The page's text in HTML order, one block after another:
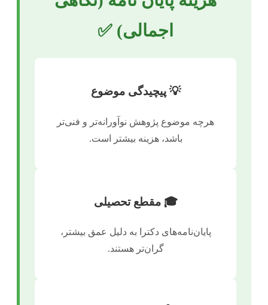
اجمالی) ✅
💡 پیچیدگی موضوع
هرچه موضوع پژوهش نوآورانه‌تر و فنی‌تر
باشد، هزینه بیشتر است.
🎓 مقطع تحصیلی
پایان‌نامه‌های دکترا به دلیل عمق بیشتر،
گران‌تر هستند.